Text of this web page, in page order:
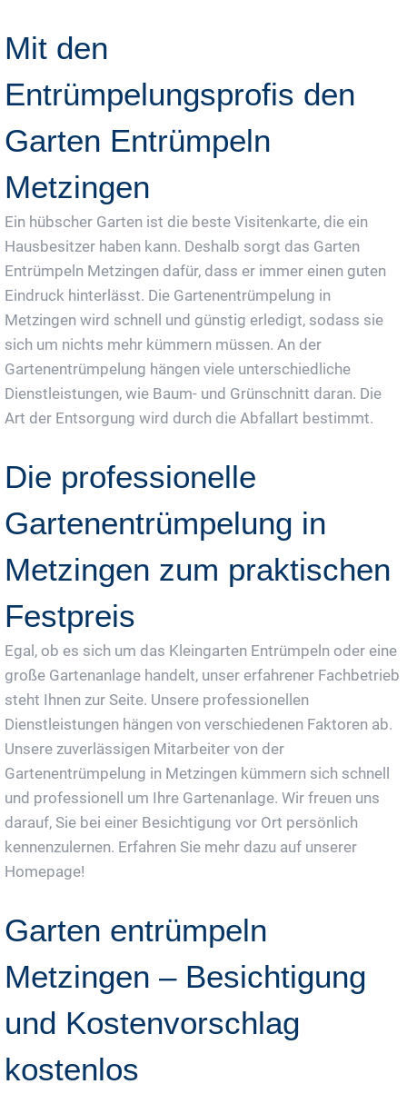
Mit den
Entrümpelungsprofis den
Garten Entrümpeln
Metzingen
Ein hübscher Garten ist die beste Visitenkarte, die ein
Hausbesitzer haben kann. Deshalb sorgt das Garten
Entrümpeln Metzingen dafür, dass er immer einen guten
Eindruck hinterlässt. Die Gartenentrümpelung in
Metzingen wird schnell und günstig erledigt, sodass sie
sich um nichts mehr kümmern müssen. An der
Gartenentrümpelung hängen viele unterschiedliche
Dienstleistungen, wie Baum- und Grünschnitt daran. Die
Art der Entsorgung wird durch die Abfallart bestimmt.
Die professionelle
Gartenentrümpelung in
Metzingen zum praktischen
Festpreis
Egal, ob es sich um das Kleingarten Entrümpeln oder eine
große Gartenanlage handelt, unser erfahrener Fachbetrieb
steht Ihnen zur Seite. Unsere professionellen
Dienstleistungen hängen von verschiedenen Faktoren ab.
Unsere zuverlässigen Mitarbeiter von der
Gartenentrümpelung in Metzingen kümmern sich schnell
und professionell um Ihre Gartenanlage. Wir freuen uns
darauf, Sie bei einer Besichtigung vor Ort persönlich
kennenzulernen. Erfahren Sie mehr dazu auf unserer
Homepage!
Garten entrümpeln
Metzingen – Besichtigung
und Kostenvorschlag
kostenlos